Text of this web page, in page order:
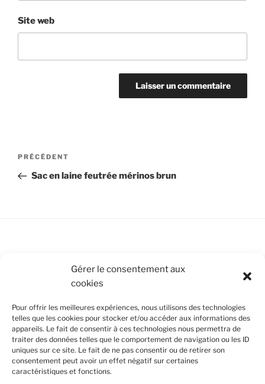
Gérer le consentement aux
cookies
Pour offrir les meilleures expériences, nous utilisons des technologies
telles que les cookies pour stocker et/ou accéder aux informations des
appareils. Le fait de consentir à ces technologies nous permettra de
traiter des données telles que le comportement de navigation ou les ID
uniques sur ce site. Le fait de ne pas consentir ou de retirer son
consentement peut avoir un effet négatif sur certaines
caractéristiques et fonctions.
Site web
Navigation
l’article
Article
précédent
PRÉCÉDENT
Sac en laine feutrée mérinos brun
Conditions Générales de Vente
Mentions légales
Politique de cookies (UE)
SUIVEZ-NOUS
FacebookInstagram